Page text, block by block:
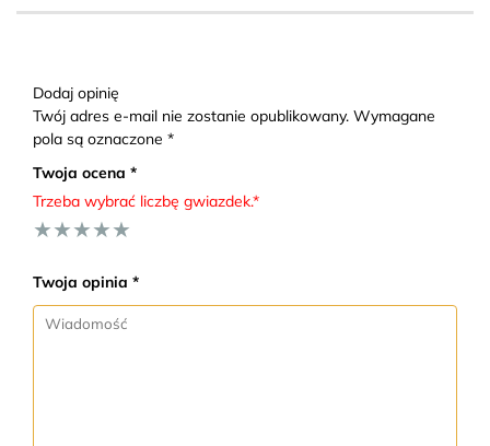
Dodaj opinię
Twój adres e-mail nie zostanie opublikowany. Wymagane
pola są oznaczone *
Twoja ocena *
Trzeba wybrać liczbę gwiazdek.*
★
★
★
★
★
Twoja opinia *